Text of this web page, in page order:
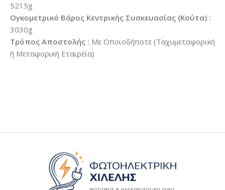
5215g
Ογκομετρικό Βάρος Κεντρικής Συσκευασίας (Κούτα) :
3030g
Τρόπος Αποστολής : Με Οποιοδήποτε (Ταχυμεταφορική
ή Μεταφορική Εταιρεία)